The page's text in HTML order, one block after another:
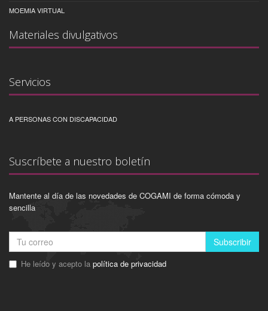
MOEMIA VIRTUAL
Materiales divulgativos
Servicios
A PERSONAS CON DISCAPACIDAD
Suscríbete a nuestro boletín
Mantente al día de las novedades de COGAMI de forma cómoda y
sencilla
Subscribir
He leído y acepto la política de privacidad